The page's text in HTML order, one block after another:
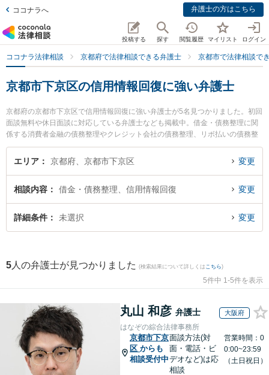
ココナラへ 弁護士の方はこちら
投稿する 探す 閲覧履歴 マイリスト ログイン
ココナラ法律相談 京都府で法律相談できる弁護士 京都市で法律相談で
京都市下京区の信用情報回復に強い弁護士
京都府の京都市下京区で信用情報回復に強い弁護士が5名見つかりました。初回
面談無料や休日面談に対応している弁護士なども掲載中。借金・債務整理に関
係する消費者金融の債務整理やクレジット会社の債務整理、リボ払いの債務整
理等の細かな分野での絞り込み検索もでき便利です。特に法律事務所オフィ
ス・エトワレの小杉 和弁護士や荻野法律事務所の荻野 伸一弁護士、嶋田隼也法
ルを今すぐに弁護士に相談したい』『信用情報回復のトラブル解決の実績豊富
な近くの弁護士を検索したい』『初回相談無料で信用情報回復を法律相談でき
る京都市下京区内の弁護士に相談予約したい』などでお困りの相談者さんにお
エリア 京都府、京都市下京区 変更
相談内容 借金・債務整理、信用情報回復 変更
詳細条件 未選択 変更
5 人の弁護士が見つかりました (検索結果について詳しくは こちら)
5件中 1-5件を表示
丸山 和彦 弁護士 大阪府
はなぞの綜合法律事務所
京都市下京
区 からも
相談受付中
面談方法(対
面・電話・ビ
デオなど)は応
相談
営業時間：0
0:00~23:59
（土日祝日）